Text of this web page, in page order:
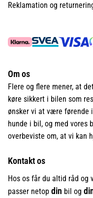
Reklamation og
Om os
Flere og flere mener, at
køre sikkert i bilen som
ønsker vi at være førende
hunde i bil, og med vores
overbeviste om, at vi kan
Kontakt os
Hos os får du altid råd og
passer netop din bil og